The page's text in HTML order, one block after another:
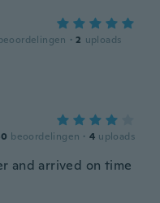
· 2 uploads
beoordelingen · 4 uploads
and arrived on time